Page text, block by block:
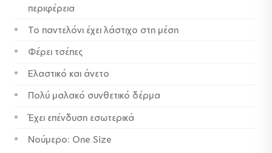
περιφέρεια
Το παντελόνι έχει λάστιχο στη μέση
Φέρει τσέπες
Ελαστικό και άνετο
Πολύ μαλακό συνθετικό δέρμα
Έχει επένδυση εσωτερικά
Νούμερο: One Size